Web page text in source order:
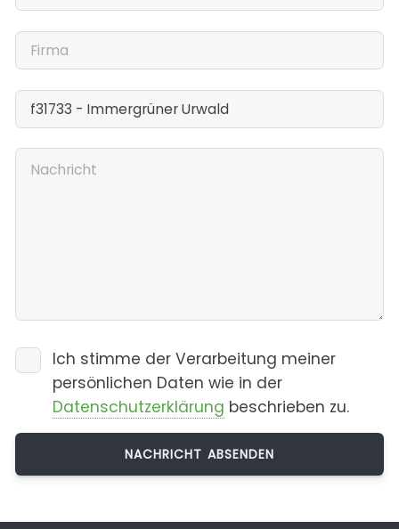
Ich stimme der Verarbeitung meiner
persönlichen Daten wie in der
Datenschutzerklärung beschrieben zu.